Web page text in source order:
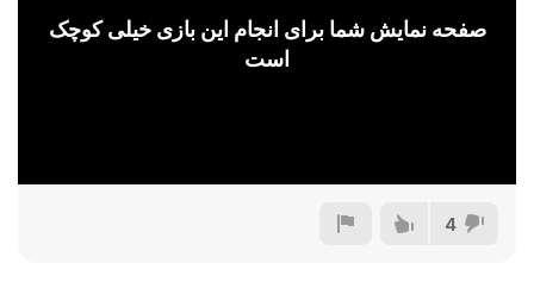
صفحه نمایش شما برای انجام این بازی خیلی کوچک
است
4